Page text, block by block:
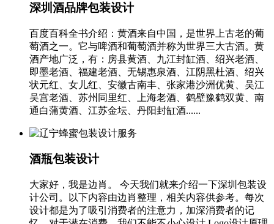
深圳酒品牌包装设计
百度百科全书介绍：黄酒来自中国，是世界上古老的葡
萄酒之一。它与啤酒和葡萄酒并称为世界三大古酒。黄
酒产地广泛，有：房县黄酒、九江封缸酒、绍兴老酒、
即墨老酒、福建老酒、无锡惠泉酒、江阴黑杜酒、绍兴
状元红、女儿红、安徽古南丰、张家港沙洲优黄、吴江
吴宫老酒、苏州同里红、上海老酒、鹤壁豫鹤双黄、南
通白蒲黄酒、江苏金坛、丹阳封缸酒......
酒瓶包装设计
大家好，我是边肖。 今天我们就来介绍一下深圳包装设
计公司。以下内容由边肖整理，相关内容供参考。每次
设计都是为了吸引消费者的注意力，加深消费者的记